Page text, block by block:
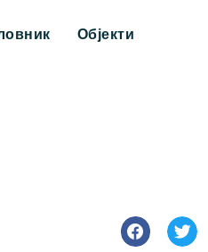
Објекти